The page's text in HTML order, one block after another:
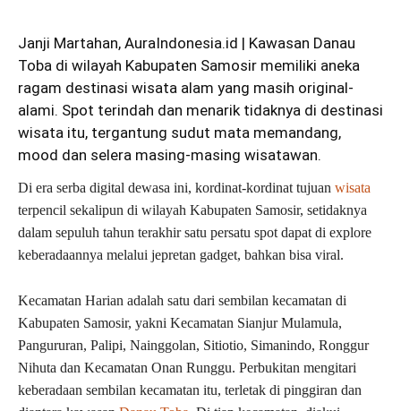
Janji Martahan, AuraIndonesia.id | Kawasan Danau
Toba di wilayah Kabupaten Samosir memiliki aneka
ragam destinasi wisata alam yang masih original-
alami. Spot terindah dan menarik tidaknya di destinasi
wisata itu, tergantung sudut mata memandang,
mood dan selera masing-masing wisatawan.
Di era serba digital dewasa ini, kordinat-kordinat tujuan wisata
terpencil sekalipun di wilayah Kabupaten Samosir, setidaknya
dalam sepuluh tahun terakhir satu persatu spot dapat di explore
keberadaannya melalui jepretan gadget, bahkan bisa viral.
Kecamatan Harian adalah satu dari sembilan kecamatan di
Kabupaten Samosir, yakni Kecamatan Sianjur Mulamula,
Pangururan, Palipi, Nainggolan, Sitiotio, Simanindo, Ronggur
Nihuta dan Kecamatan Onan Runggu. Perbukitan mengitari
keberadaan sembilan kecamatan itu, terletak di pinggiran dan